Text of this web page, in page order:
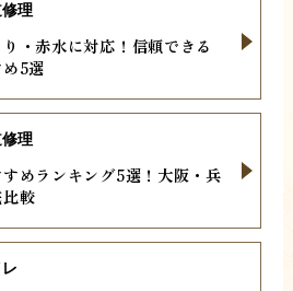
・赤水に対応！信頼できる
5選
理
めランキング5選！大阪・兵
較
理
レ